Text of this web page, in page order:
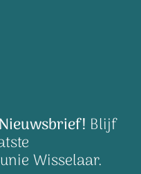
Nieuwsbrief! Blijf
Wisselaar.